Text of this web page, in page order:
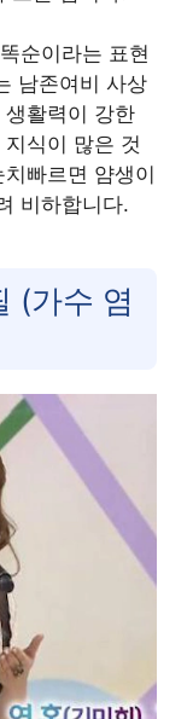
순이라는 표현
남존여비 사상
활력이 강한
식이 많은 것
빠르면 얌생이
비하합니다.
(가수 염